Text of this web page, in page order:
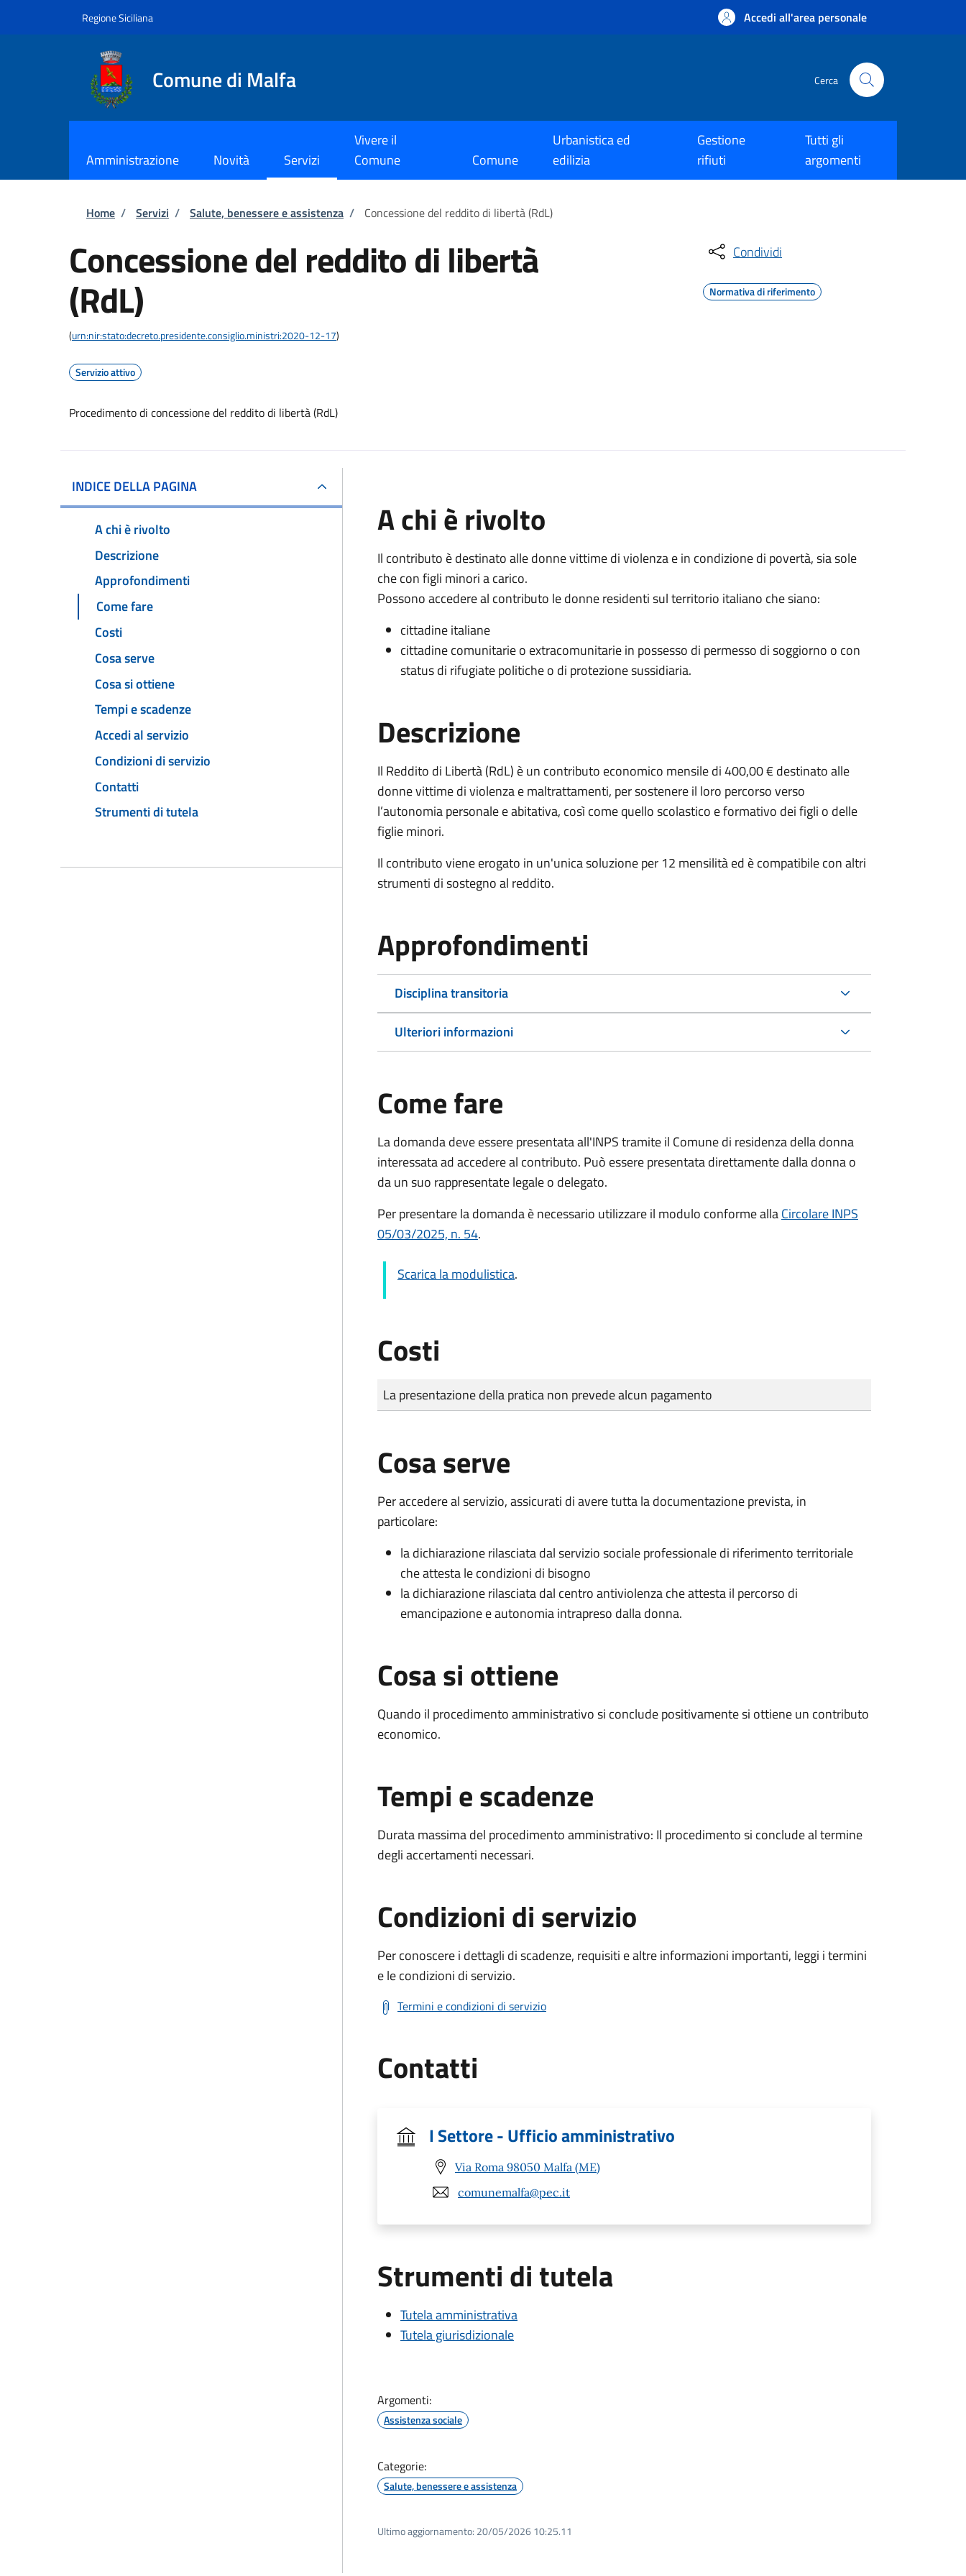
Regione Siciliana Accedi all'area personale
Comune di Malfa Cerca
Amministrazione Novità Servizi
Vivere il
Comune
Comune
Urbanistica ed
edilizia
Gestione
rifiuti
Tutti gli
argomenti
Briciole di pane
Home / Servizi / Salute, benessere e assistenza / Concessione del reddito di libertà (RdL)
Concessione del reddito di libertà
(RdL)
(urn:nir:stato:decreto.presidente.consiglio.ministri:2020-12-17)
Servizio attivo
Procedimento di concessione del reddito di libertà (RdL)
Condividi
Normativa di riferimento
INDICE DELLA PAGINA
A chi è rivolto
Descrizione
Approfondimenti
Come fare
Costi
Cosa serve
Cosa si ottiene
Tempi e scadenze
Accedi al servizio
Condizioni di servizio
Contatti
Strumenti di tutela
A chi è rivolto
Il contributo è destinato alle donne vittime di violenza e in condizione di povertà, sia sole
che con figli minori a carico.
Possono accedere al contributo le donne residenti sul territorio italiano che siano:
cittadine italiane
cittadine comunitarie o extracomunitarie in possesso di permesso di soggiorno o con
status di rifugiate politiche o di protezione sussidiaria.
Descrizione
Il Reddito di Libertà (RdL) è un contributo economico mensile di 400,00 € destinato alle
donne vittime di violenza e maltrattamenti, per sostenere il loro percorso verso
l’autonomia personale e abitativa, così come quello scolastico e formativo dei figli o delle
figlie minori.
Il contributo viene erogato in un'unica soluzione per 12 mensilità ed è compatibile con altri
strumenti di sostegno al reddito.
Approfondimenti
Disciplina transitoria
Ulteriori informazioni
Come fare
La domanda deve essere presentata all'INPS tramite il Comune di residenza della donna
interessata ad accedere al contributo. Può essere presentata direttamente dalla donna o
da un suo rappresentate legale o delegato.
Per presentare la domanda è necessario utilizzare il modulo conforme allaCircolare INPS
05/03/2025, n. 54.
Scarica la modulistica.
Costi
Tipo di pagamento
Importo
La presentazione della pratica non prevede alcun pagamento
Cosa serve
Per accedere al servizio, assicurati di avere tutta la documentazione prevista, in
particolare:
la dichiarazione rilasciata dal servizio sociale professionale di riferimento territoriale
che attesta le condizioni di bisogno
la dichiarazione rilasciata dal centro antiviolenza che attesta il percorso di
emancipazione e autonomia intrapreso dalla donna.
Cosa si ottiene
Quando il procedimento amministrativo si conclude positivamente si ottiene un contributo
economico.
Tempi e scadenze
Durata massima del procedimento amministrativo: Il procedimento si conclude al termine
degli accertamenti necessari.
Condizioni di servizio
Per conoscere i dettagli di scadenze, requisiti e altre informazioni importanti, leggi i termini
e le condizioni di servizio.
Termini e condizioni di servizio
Contatti
I Settore - Ufficio amministrativo
Via Roma 98050 Malfa (ME)
comunemalfa@pec.it
Strumenti di tutela
Tutela amministrativa
Tutela giurisdizionale
Argomenti:
Assistenza sociale
Categorie:
Salute, benessere e assistenza
Ultimo aggiornamento: 20/05/2026 10:25.11